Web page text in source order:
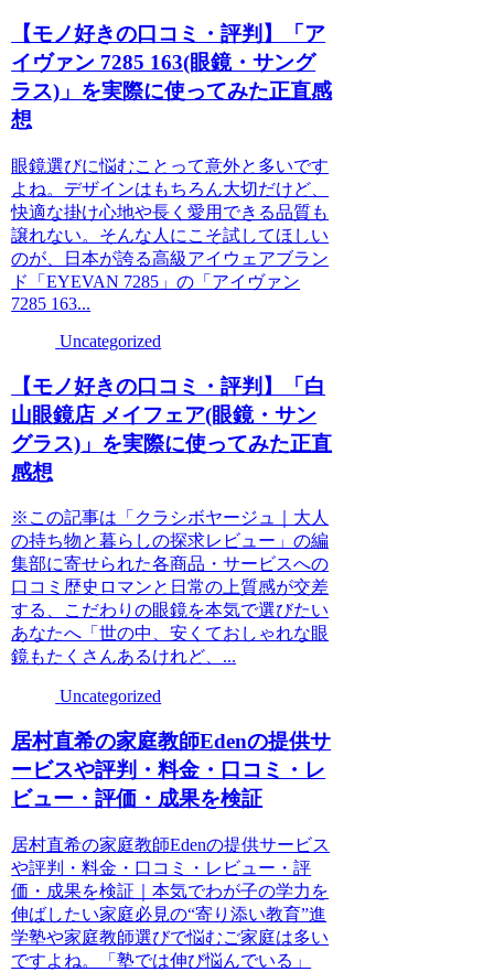
【モノ好きの口コミ・評判】「ア
イヴァン 7285 163(眼鏡・サング
ラス)」を実際に使ってみた正直感
想
眼鏡選びに悩むことって意外と多いです
よね。デザインはもちろん大切だけど、
快適な掛け心地や長く愛用できる品質も
譲れない。そんな人にこそ試してほしい
のが、日本が誇る高級アイウェアブラン
ド「EYEVAN 7285」の「アイヴァン
7285 163...
Uncategorized
【モノ好きの口コミ・評判】「白
山眼鏡店 メイフェア(眼鏡・サン
グラス)」を実際に使ってみた正直
感想
※この記事は「クラシボヤージュ｜大人
の持ち物と暮らしの探求レビュー」の編
集部に寄せられた各商品・サービスへの
口コミ歴史ロマンと日常の上質感が交差
する、こだわりの眼鏡を本気で選びたい
あなたへ「世の中、安くておしゃれな眼
鏡もたくさんあるけれど、...
Uncategorized
居村直希の家庭教師Edenの提供サ
ービスや評判・料金・口コミ・レ
ビュー・評価・成果を検証
居村直希の家庭教師Edenの提供サービス
や評判・料金・口コミ・レビュー・評
価・成果を検証｜本気でわが子の学力を
伸ばしたい家庭必見の“寄り添い教育”進
学塾や家庭教師選びで悩むご家庭は多い
ですよね。「塾では伸び悩んでいる」